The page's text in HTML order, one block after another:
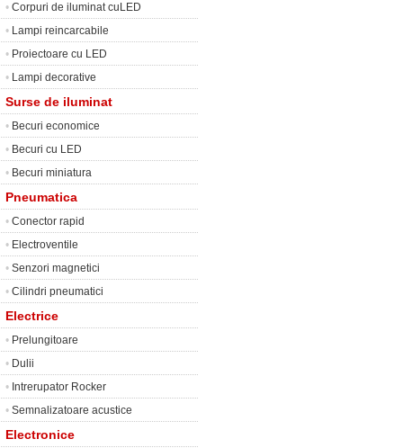
• Corpuri de iluminat cuLED
• Lampi reincarcabile
• Proiectoare cu LED
• Lampi decorative
Surse de iluminat
• Becuri economice
• Becuri cu LED
• Becuri miniatura
Pneumatica
• Conector rapid
• Electroventile
• Senzori magnetici
• Cilindri pneumatici
Electrice
• Prelungitoare
• Dulii
• Intrerupator Rocker
• Semnalizatoare acustice
Electronice